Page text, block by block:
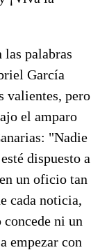
las palabras
García
valientes, pero
el amparo
"Nadie
dispuesto a
un oficio tan
cada noticia,
ni un
empezar con